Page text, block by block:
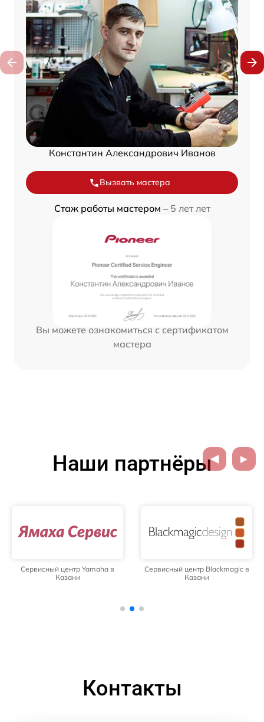
Константин Александрович Иванов
Вызвать мастера
Стаж работы мастером – 5 лет лет
Вы можете ознакомиться с сертификатом
мастера
Наши партнёры
Сервисный центр Yamaha в
Казани
Сервисный центр Blackmagic в
Казани
Контакты